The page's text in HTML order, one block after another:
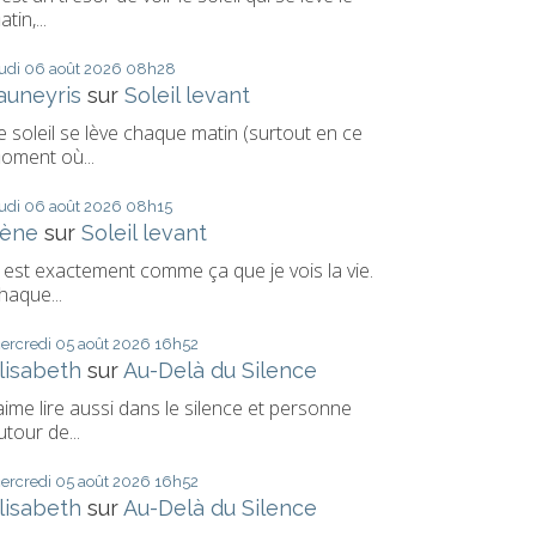
06 août 2026 08h28
surSoleil levant
soleil se lève chaque matin (surtout en ce
où...
06 août 2026 08h15
surSoleil levant
est exactement comme ça que je vois la vie.
05 août 2026 16h52
surAu-Delà du Silence
lire aussi dans le silence et personne
de...
05 août 2026 16h52
surAu-Delà du Silence